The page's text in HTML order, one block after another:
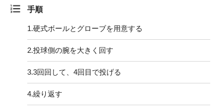
手順
1.硬式ボールとグローブを用意する
2.投球側の腕を大きく回す
3.3回回して、4回目で投げる
4.繰り返す